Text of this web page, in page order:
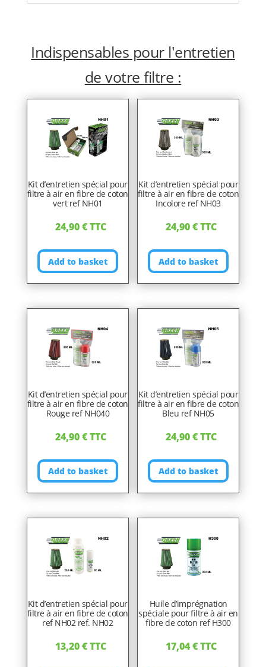
Indispensables pour l'entretien
de votre filtre :
Kit d’entretien spécial pour
filtre à air en fibre de coton
vert ref NH01
24,90€TTC
Add to basket
Kit d’entretien spécial pour
filtre à air en fibre de coton
Incolore ref NH03
24,90€TTC
Add to basket
Kit d’entretien spécial pour
filtre à air en fibre de coton
Rouge ref NH040
24,90€TTC
Add to basket
Kit d’entretien spécial pour
filtre à air en fibre de coton
Bleu ref NH05
24,90€TTC
Add to basket
Kit d’entretien spécial pour
filtre à air en fibre de coton
ref NH02 ref. NH02
13,20€TTC
Huile d’imprégnation
spéciale pour filtre à air en
fibre de coton ref H300
17,04€TTC